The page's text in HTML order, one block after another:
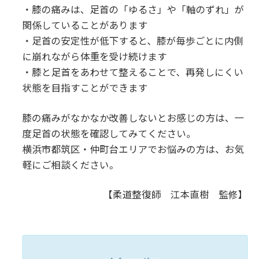
・膝の痛みは、足首の「ゆるさ」や「軸のずれ」が
関係していることがあります
・足首の安定性が低下すると、膝が毎歩ごとに内側
に崩れながら体重を受け続けます
・膝と足首をあわせて整えることで、再発しにくい
状態を目指すことができます
膝の痛みがなかなか改善しないとお感じの方は、一
度足首の状態を確認してみてください。
横浜市都筑区・仲町台エリアでお悩みの方は、お気
軽にご相談ください。
【柔道整復師 江本直樹 監修】